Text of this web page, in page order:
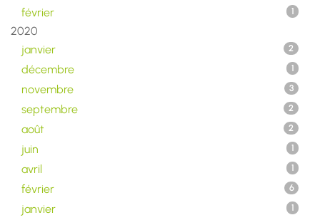
février 1
2020
janvier
2
décembre 1
novembre 3
septembre 2
août 2
juin 1
avril 1
février 6
janvier 1